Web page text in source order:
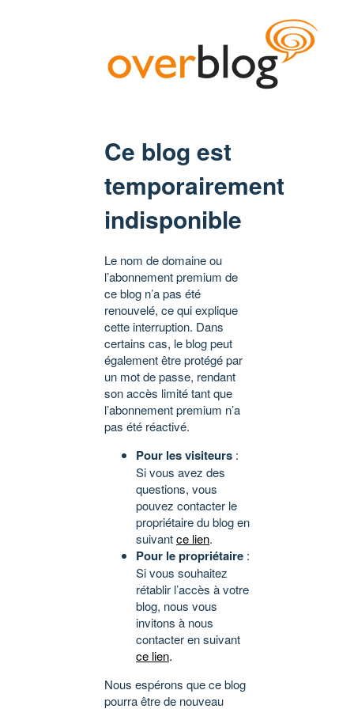
Ce blog est
temporairement
indisponible
Le nom de domaine ou
l’abonnement premium de
ce blog n’a pas été
renouvelé, ce qui explique
cette interruption. Dans
certains cas, le blog peut
également être protégé par
un mot de passe, rendant
son accès limité tant que
l’abonnement premium n’a
pas été réactivé.
Pour les visiteurs :
Si vous avez des
questions, vous
pouvez contacter le
propriétaire du blog en
suivantce lien.
Pour le propriétaire :
Si vous souhaitez
rétablir l’accès à votre
blog, nous vous
invitons à nous
contacter en suivant
ce lien.
Nous espérons que ce blog
pourra être de nouveau